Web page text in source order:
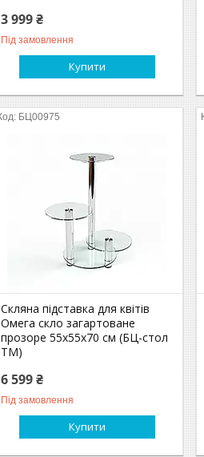
3 999 ₴
Під замовлення
Купити
БЦ00975
Скляна підставка для квітів
Омега скло загартоване
прозоре 55х55х70 см (БЦ-стол
ТМ)
6 599 ₴
Під замовлення
Купити